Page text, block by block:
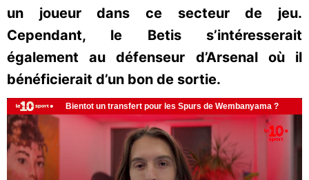
un joueur dans ce secteur de jeu.
Cependant, le Betis s’intéresserait
également au défenseur d’Arsenal où il
bénéficierait d’un bon de sortie.